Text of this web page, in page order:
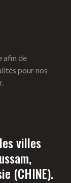
afin de
pour nos
villes
(CHINE).